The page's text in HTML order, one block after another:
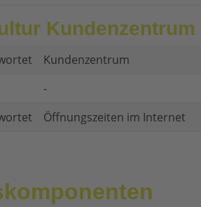
Kundenzentrum
Kundenzentrum
-
Öffnungszeiten im Internet